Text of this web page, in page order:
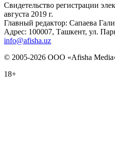
Свидетельство регистрации
августа 2019 г.
Главный редактор: Сапаева
Адрес: 100007, Ташкент, ул.
info@afisha.uz
© 2005-2026 ООО «Afisha
18+